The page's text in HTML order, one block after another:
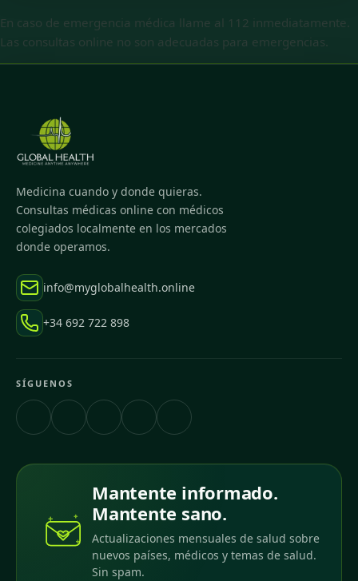
En caso de emergencia médica llame al 112 inmediatamente.
Las consultas online no son adecuadas para emergencias.
Medicina cuando y donde quieras.
Consultas médicas online con médicos
colegiados localmente en los mercados
donde operamos.
info@myglobalhealth.online
+34 692 722 898
SÍGUENOS
Mantente informado.
Mantente sano.
Actualizaciones mensuales de salud sobre
nuevos países, médicos y temas de salud.
Sin spam.